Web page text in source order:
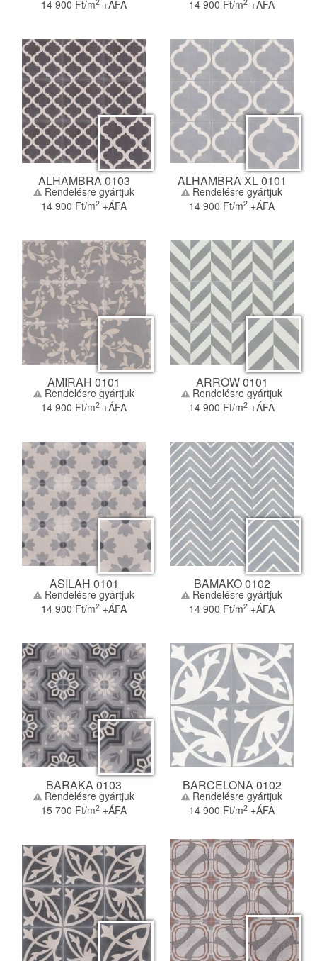
14 900 Ft/m +ÁFA
14 900 Ft/m +ÁFA
ALHAMBRA 0103
Rendelésre gyártjuk
14 900 Ft/m2 +ÁFA
ALHAMBRA XL 0101
Rendelésre gyártjuk
14 900 Ft/m2 +ÁFA
AMIRAH 0101
Rendelésre gyártjuk
14 900 Ft/m2 +ÁFA
ARROW 0101
Rendelésre gyártjuk
14 900 Ft/m2 +ÁFA
ASILAH 0101
Rendelésre gyártjuk
14 900 Ft/m2 +ÁFA
BAMAKO 0102
Rendelésre gyártjuk
14 900 Ft/m2 +ÁFA
BARAKA 0103
Rendelésre gyártjuk
15 700 Ft/m2 +ÁFA
BARCELONA 0102
Rendelésre gyártjuk
14 900 Ft/m2 +ÁFA